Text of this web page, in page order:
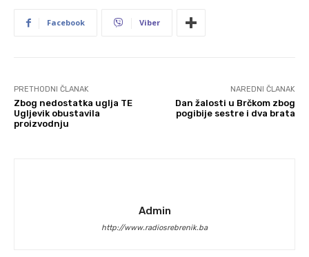
Facebook Viber
PRETHODNI ČLANAK
Zbog nedostatka uglja TE
Ugljevik obustavila
proizvodnju
NAREDNI ČLANAK
Dan žalosti u Brčkom zbog
pogibije sestre i dva brata
Admin
http://www.radiosrebrenik.ba